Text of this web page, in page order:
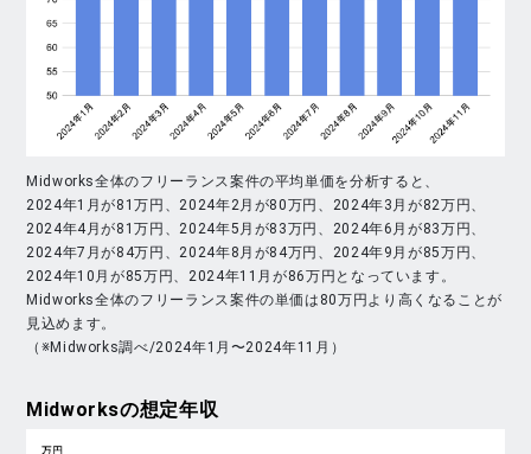
Midworks全体のフリーランス案件の平均単価を分析すると、
2024年1月が81万円、2024年2月が80万円、2024年3月が82万円、
2024年4月が81万円、2024年5月が83万円、2024年6月が83万円、
2024年7月が84万円、2024年8月が84万円、2024年9月が85万円、
2024年10月が85万円、2024年11月が86万円となっています。
Midworks全体のフリーランス案件の単価は80万円より高くなることが
見込めます。
（※Midworks調べ/2024年1月〜2024年11月）
Midworksの想定年収